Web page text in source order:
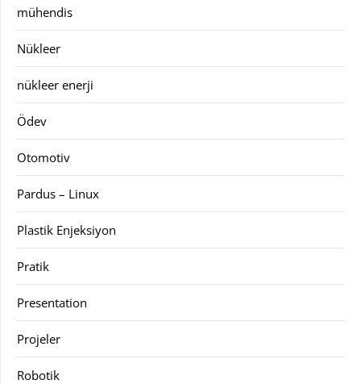
mühendis
Nükleer
nükleer enerji
Ödev
Otomotiv
Pardus – Linux
Plastik Enjeksiyon
Pratik
Presentation
Projeler
Robotik